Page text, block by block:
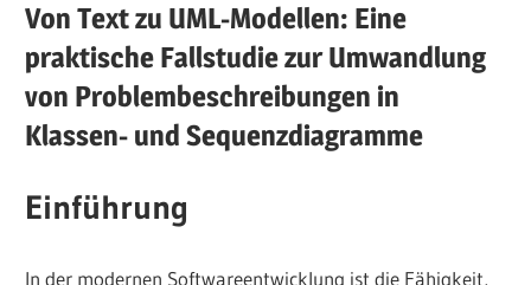
Von Text zu UML-Modellen: Eine
praktische Fallstudie zur Umwandlung
von Problembeschreibungen in
Klassen- und Sequenzdiagramme
Einführung
In der modernen Softwareentwicklung ist die Fähigkeit,